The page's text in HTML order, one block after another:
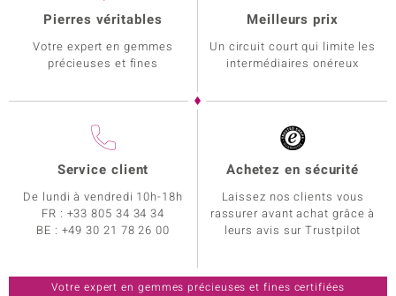
Pierres véritables
Votre expert en gemmes
précieuses et fines
Meilleurs prix
Un circuit court qui limite les
intermédiaires onéreux
Service client
De lundi à vendredi 10h-18h
FR : +33 805 34 34 34
BE : +49 30 21 78 26 00
Achetez en sécurité
Laissez nos clients vous
rassurer avant achat grâce à
leurs avis sur Trustpilot
Votre expert en gemmes précieuses et fines certifiées